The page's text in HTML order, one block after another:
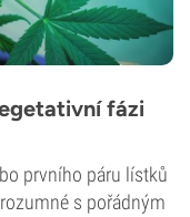
fázi
prvního páru lístků
s pořádným